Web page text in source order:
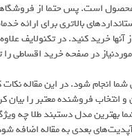
محصول است. پس حتما از
بالاتری برای ارائه
خرید کنید. در تکنولایف
در صفحه خرید اقساطی را
انجام شود. در این مقاله نکات
فروشنده معتبر را بیان
بهترین مدل دستبند طلا چه
بعدی به مقاله اضافه